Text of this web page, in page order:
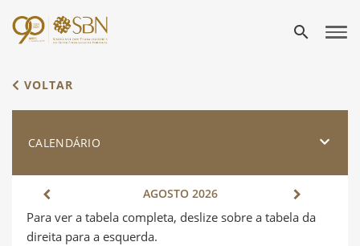
search
VOLTAR
CALENDÁRIO
AGOSTO 2026